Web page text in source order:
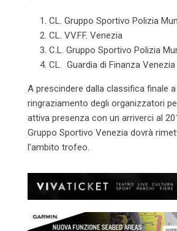
CL. Gruppo Sportivo Polizia
CL. VV.FF. Venezia
C.L. Gruppo Sportivo Polizia
CL. Guardia di Finanza Venezia
A prescindere dalla classifica finale
ringraziamento degli organizzatori
attiva presenza con un arriverci al
Gruppo Sportivo Venezia dovrà
l’ambito trofeo.